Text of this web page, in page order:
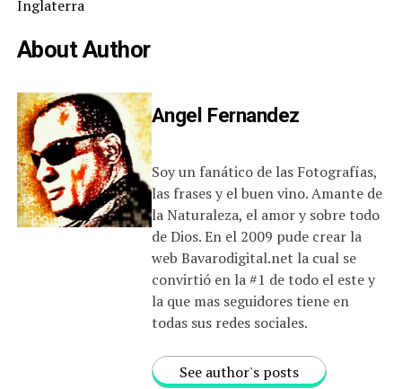
Inglaterra
About Author
Angel Fernandez
Soy un fanático de las Fotografías,
las frases y el buen vino. Amante de
la Naturaleza, el amor y sobre todo
de Dios. En el 2009 pude crear la
web Bavarodigital.net la cual se
convirtió en la #1 de todo el este y
la que mas seguidores tiene en
todas sus redes sociales.
See author's posts